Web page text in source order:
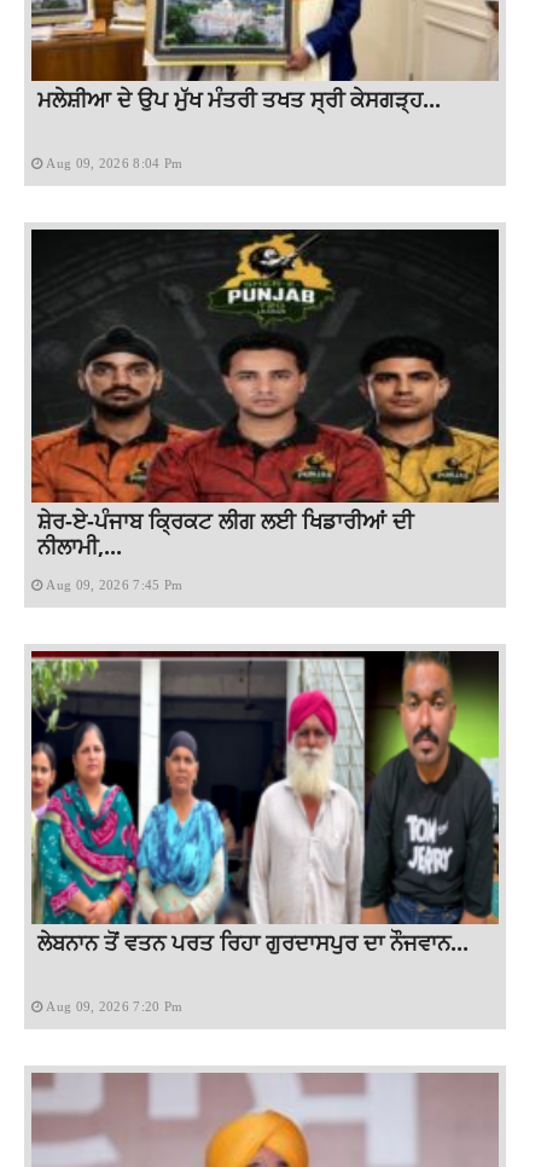
ਮਲੇਸ਼ੀਆ ਦੇ ਉਪ ਮੁੱਖ ਮੰਤਰੀ ਤਖਤ ਸ੍ਰੀ ਕੇਸਗੜ੍ਹ...
Aug 09, 2026 8:04 Pm
ਸ਼ੇਰ-ਏ-ਪੰਜਾਬ ਕ੍ਰਿਕਟ ਲੀਗ ਲਈ ਖਿਡਾਰੀਆਂ ਦੀ
ਨੀਲਾਮੀ,...
Aug 09, 2026 7:45 Pm
ਲੇਬਨਾਨ ਤੋਂ ਵਤਨ ਪਰਤ ਰਿਹਾ ਗੁਰਦਾਸਪੁਰ ਦਾ ਨੌਜਵਾਨ...
Aug 09, 2026 7:20 Pm